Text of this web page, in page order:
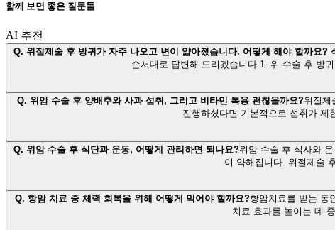
함께 보면 좋은 질문들
AI 추천
Q. 위절제술 후 방귀가 자주 나오고 변이 얇아졌습니다. 어떻게 해야 할까요?
순서대로 답변해 드리겠습니다.1. 위 수술 후 방
Q. 위암 수술 후 양배추와 사과 섭취, 그리고 비타민 복용 괜찮을까요?위절제
진행하셨다면 기본적으로 섭취가
Q. 위암 수술 후 식단과 운동, 어떻게 관리하면 되나요?위암 수술 후 식사와
이 약해집니다. 위절제술
Q. 항암 치료 중 체력 회복을 위해 어떻게 먹어야 할까요?항암치료를 받는 동
치료 효과를 높이는 데